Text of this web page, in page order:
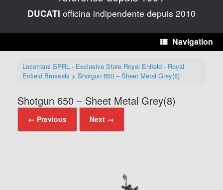
DUCATI officina indipendente depuis 2010
Navigation
Locotrans SPRL - Exclusive Store Royal Enfield - Royal
Enfield Brussels > Shotgun 650 – Sheet Metal Grey(8)
Shotgun 650 – Sheet Metal Grey(8)
← Previous Next →